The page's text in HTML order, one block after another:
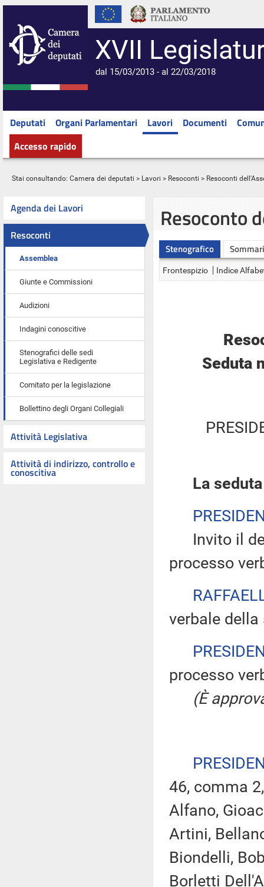
XVII
dal 15/03/2013 - al 22/03/2018
Deputati Organi Parlamentari Lavori Documenti
Accesso rapido
Stai consultando: Camera dei deputati > Lavori > Resoconti > Resoconti
Agenda dei Lavori
Resoconti
Assemblea
Giunte e Commissioni
Audizioni
Indagini conoscitive
Stenografici delle sedi
Legislativa e Redigente
Comitato per la legislazione
Bollettino degli Organi Collegiali
Attività Legislativa
Attività di indirizzo, controllo e
conoscitiva
Resoconto
Stenografico
Frontespizio Indice
Seduta
La
Invito il
processo
verbale
processo
(È
46, comma
Alfano,
Artini,
Biondelli,
Borletti